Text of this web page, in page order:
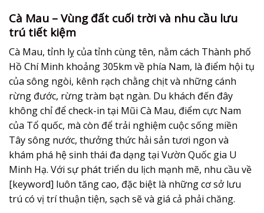
Cà Mau – Vùng đất cuối trời và nhu cầu lưu
trú tiết kiệm
Cà Mau, tỉnh lỵ của tỉnh cùng tên, nằm cách Thành phố
Hồ Chí Minh khoảng 305km về phía Nam, là điểm hội tụ
của sông ngòi, kênh rạch chằng chịt và những cánh
rừng đước, rừng tràm bạt ngàn. Du khách đến đây
không chỉ để check-in tại Mũi Cà Mau, điểm cực Nam
của Tổ quốc, mà còn để trải nghiệm cuộc sống miền
Tây sông nước, thưởng thức hải sản tươi ngon và
khám phá hệ sinh thái đa dạng tại Vườn Quốc gia U
Minh Hạ. Với sự phát triển du lịch mạnh mẽ, nhu cầu về
[keyword] luôn tăng cao, đặc biệt là những cơ sở lưu
trú có vị trí thuận tiện, sạch sẽ và giá cả phải chăng.